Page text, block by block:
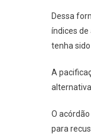
Dessa
índices
tenha
A
O
para